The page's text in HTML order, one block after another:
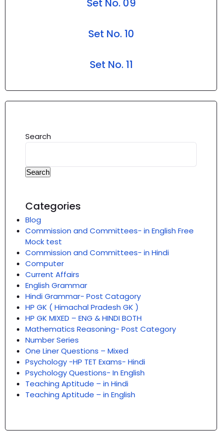
Set No. 09
Set No. 10
Set No. 11
Search
Search
Categories
Blog
Commission and Committees- in English Free
Mock test
Commission and Committees- in Hindi
Computer
Current Affairs
English Grammar
Hindi Grammar- Post Catagory
HP GK ( Himachal Pradesh GK )
HP GK MIXED – ENG & HINDI BOTH
Mathematics Reasoning- Post Category
Number Series
One Liner Questions – Mixed
Psychology -HP TET Exams- Hindi
Psychology Questions- In English
Teaching Aptitude – in Hindi
Teaching Aptitude – in English